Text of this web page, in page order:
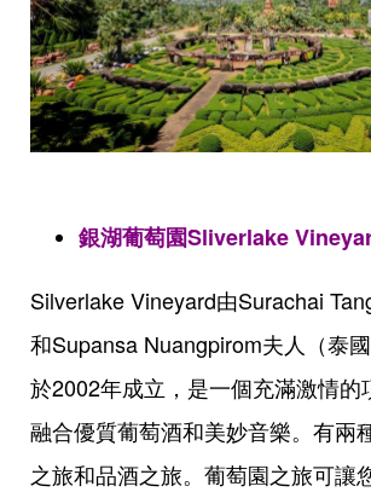
銀湖葡萄園Sliverlake
Silverlake Vineyard由Surachai
和Supansa Nuangpirom夫人（泰國
於2002年成立，是一個充滿激情的
融合優質葡萄酒和美妙音樂。有兩
之旅和品酒之旅。葡萄園之旅可讓